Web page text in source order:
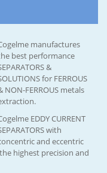
manufactures
best performance
&
for FERROUS
NON-FERROUS metals
EDDY CURRENT
with
and eccentric
highest precision and